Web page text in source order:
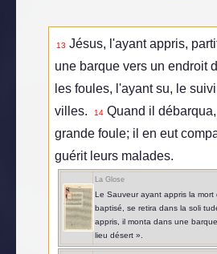
13 Jésus, l'ayant appris,
une barque vers un endroit
les foules, l'ayant su, le
villes.
14 Quand il
grande foule; il en eut
guérit leurs malades.
La Glose
Le Sauveur ayant appris la mort
baptisé, se retira dans la soli
appris, il monta dans une
lieu désert ».